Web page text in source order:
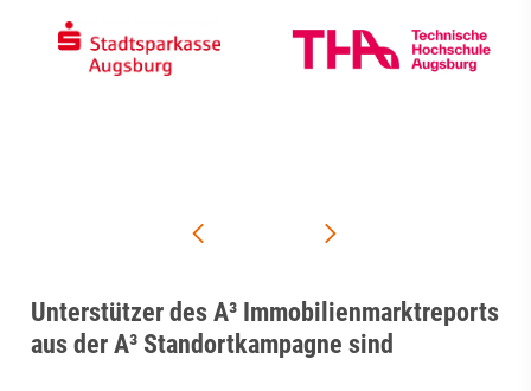
Unterstützer des A³ Immobilienmarktreports
aus der A³ Standortkampagne sind